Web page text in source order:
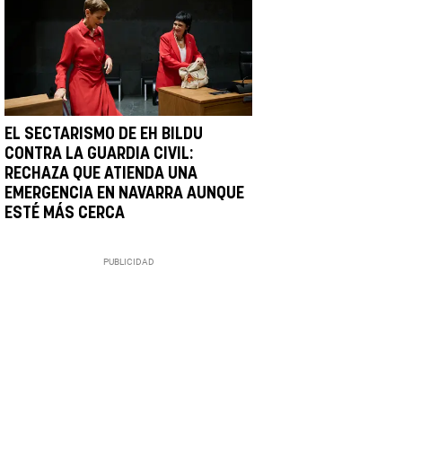
EL SECTARISMO DE EH BILDU
CONTRA LA GUARDIA CIVIL:
RECHAZA QUE ATIENDA UNA
EMERGENCIA EN NAVARRA AUNQUE
ESTÉ MÁS CERCA